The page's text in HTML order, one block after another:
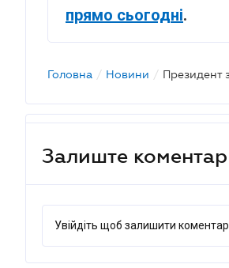
прямо сьогодні.
Головна / Новини /
Залиште коментар
Увійдіть щоб залишити коментар